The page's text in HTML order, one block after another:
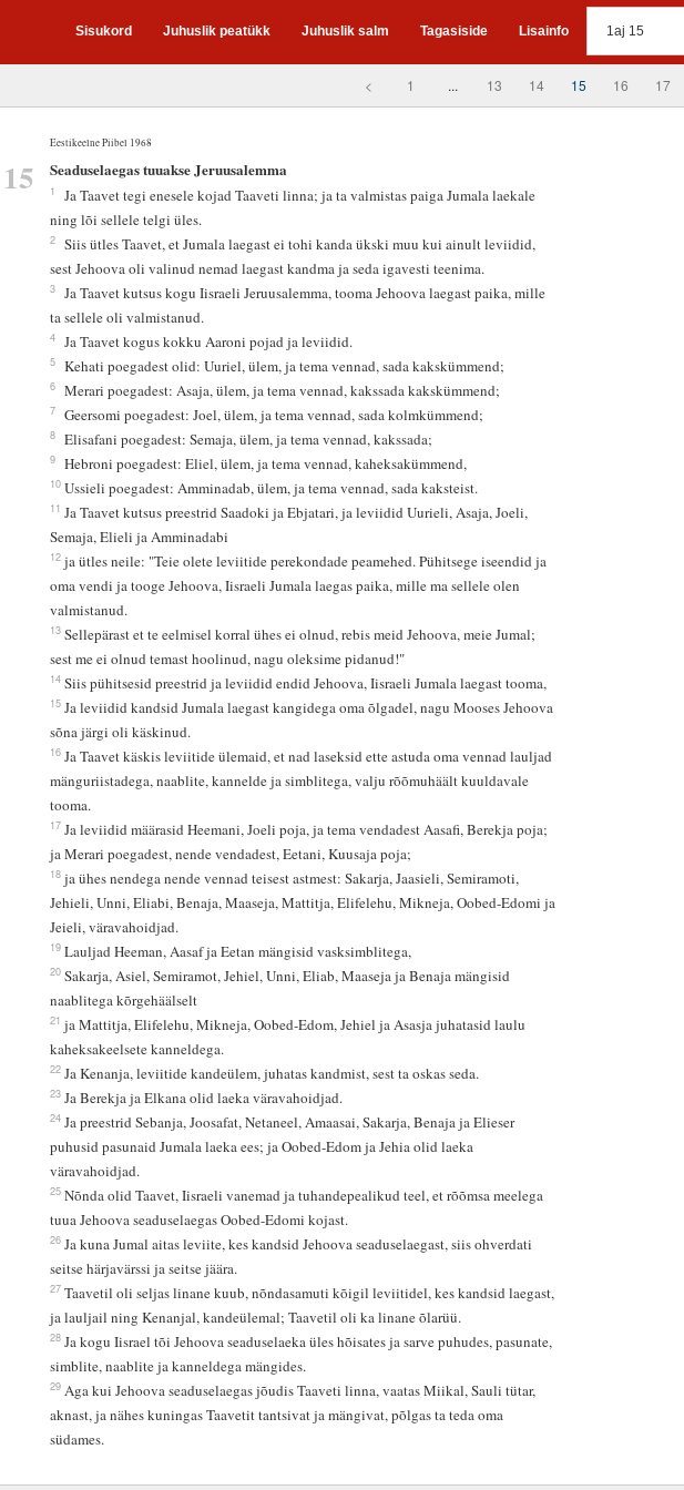
Sisukord Juhuslik peatükk Juhuslik salm Tagasiside Lisainfo
< 1 ... 13 14 15 16 17
Eestikeelne Piibel 1968
15 Seaduselaegas tuuakse Jeruusalemma
1
Ja Taavet tegi enesele kojad Taaveti linna; ja ta valmistas paiga Jumala laekale
ning lõi sellele telgi üles.
2
Siis ütles Taavet, et Jumala laegast ei tohi kanda ükski muu kui ainult leviidid,
sest Jehoova oli valinud nemad laegast kandma ja seda igavesti teenima.
3
Ja Taavet kutsus kogu Iisraeli Jeruusalemma, tooma Jehoova laegast paika, mille
ta sellele oli valmistanud.
4 Ja Taavet kogus kokku Aaroni pojad ja leviidid.
5 Kehati poegadest olid: Uuriel, ülem, ja tema vennad, sada kakskümmend;
6 Merari poegadest: Asaja, ülem, ja tema vennad, kakssada kakskümmend;
7 Geersomi poegadest: Joel, ülem, ja tema vennad, sada kolmkümmend;
8 Elisafani poegadest: Semaja, ülem, ja tema vennad, kakssada;
9 Hebroni poegadest: Eliel, ülem, ja tema vennad, kaheksakümmend,
10 Ussieli poegadest: Amminadab, ülem, ja tema vennad, sada kaksteist.
11 Ja Taavet kutsus preestrid Saadoki ja Ebjatari, ja leviidid Uurieli, Asaja, Joeli,
Semaja, Elieli ja Amminadabi
12 ja ütles neile: "Teie olete leviitide perekondade peamehed. Pühitsege iseendid ja
oma vendi ja tooge Jehoova, Iisraeli Jumala laegas paika, mille ma sellele olen
valmistanud.
13 Sellepärast et te eelmisel korral ühes ei olnud, rebis meid Jehoova, meie Jumal;
sest me ei olnud temast hoolinud, nagu oleksime pidanud!"
14 Siis pühitsesid preestrid ja leviidid endid Jehoova, Iisraeli Jumala laegast tooma,
15 Ja leviidid kandsid Jumala laegast kangidega oma õlgadel, nagu Mooses Jehoova
sõna järgi oli käskinud.
16 Ja Taavet käskis leviitide ülemaid, et nad laseksid ette astuda oma vennad lauljad
mänguriistadega, naablite, kannelde ja simblitega, valju rõõmuhäält kuuldavale
tooma.
17 Ja leviidid määrasid Heemani, Joeli poja, ja tema vendadest Aasafi, Berekja poja;
ja Merari poegadest, nende vendadest, Eetani, Kuusaja poja;
18 ja ühes nendega nende vennad teisest astmest: Sakarja, Jaasieli, Semiramoti,
Jehieli, Unni, Eliabi, Benaja, Maaseja, Mattitja, Elifelehu, Mikneja, Oobed-Edomi ja
Jeieli, väravahoidjad.
19 Lauljad Heeman, Aasaf ja Eetan mängisid vasksimblitega,
20 Sakarja, Asiel, Semiramot, Jehiel, Unni, Eliab, Maaseja ja Benaja mängisid
naablitega kõrgehäälselt
21 ja Mattitja, Elifelehu, Mikneja, Oobed-Edom, Jehiel ja Asasja juhatasid laulu
kaheksakeelsete kanneldega.
22 Ja Kenanja, leviitide kandeülem, juhatas kandmist, sest ta oskas seda.
23 Ja Berekja ja Elkana olid laeka väravahoidjad.
24 Ja preestrid Sebanja, Joosafat, Netaneel, Amaasai, Sakarja, Benaja ja Elieser
puhusid pasunaid Jumala laeka ees; ja Oobed-Edom ja Jehia olid laeka
väravahoidjad.
25 Nõnda olid Taavet, Iisraeli vanemad ja tuhandepealikud teel, et rõõmsa meelega
tuua Jehoova seaduselaegas Oobed-Edomi kojast.
26 Ja kuna Jumal aitas leviite, kes kandsid Jehoova seaduselaegast, siis ohverdati
seitse härjavärssi ja seitse jäära.
27 Taavetil oli seljas linane kuub, nõndasamuti kõigil leviitidel, kes kandsid laegast,
ja lauljail ning Kenanjal, kandeülemal; Taavetil oli ka linane õlarüü.
28 Ja kogu Iisrael tõi Jehoova seaduselaeka üles hõisates ja sarve puhudes, pasunate,
simblite, naablite ja kanneldega mängides.
29 Aga kui Jehoova seaduselaegas jõudis Taaveti linna, vaatas Miikal, Sauli tütar,
aknast, ja nähes kuningas Taavetit tantsivat ja mängivat, põlgas ta teda oma
südames.